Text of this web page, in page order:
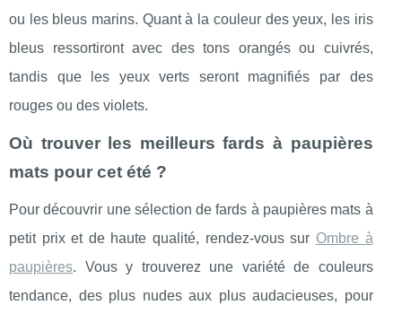
ou les bleus marins. Quant à la couleur des yeux, les iris
bleus ressortiront avec des tons orangés ou cuivrés,
tandis que les yeux verts seront magnifiés par des
rouges ou des violets.
Où trouver les meilleurs fards à paupières
mats pour cet été ?
Pour découvrir une sélection de fards à paupières mats à
petit prix et de haute qualité, rendez-vous sur Ombre à
paupières. Vous y trouverez une variété de couleurs
tendance, des plus nudes aux plus audacieuses, pour